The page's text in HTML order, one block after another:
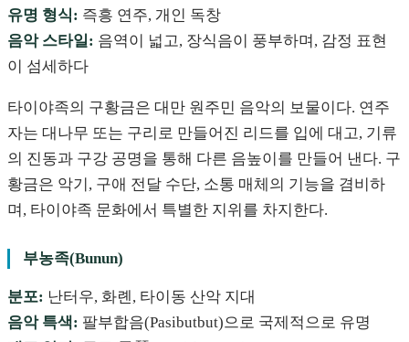
유명 형식: 즉흥 연주, 개인 독창
음악 스타일: 음역이 넓고, 장식음이 풍부하며, 감정 표현
이 섬세하다
타이야족의 구황금은 대만 원주민 음악의 보물이다. 연주
자는 대나무 또는 구리로 만들어진 리드를 입에 대고, 기류
의 진동과 구강 공명을 통해 다른 음높이를 만들어 낸다. 구
황금은 악기, 구애 전달 수단, 소통 매체의 기능을 겸비하
며, 타이야족 문화에서 특별한 지위를 차지한다.
부농족(Bunun)
분포: 난터우, 화롄, 타이동 산악 지대
음악 특색: 팔부합음(Pasibutbut)으로 국제적으로 유명